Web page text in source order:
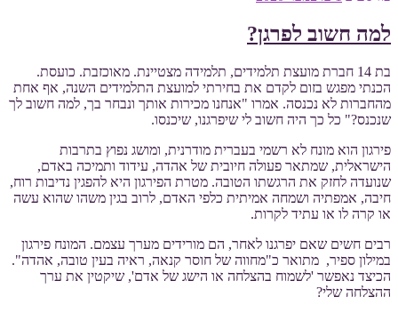
למה חשוב לפרגן?
בת 14 חברת מועצת תלמידים, תלמידה מצטיינת. מאוכזבת. כועסת.
הכנתי מפגש בזום לקדם את בחירתי למועצת התלמידים השנה, אף אחת
מהחברות לא נכנסה. אמרו "אנחנו מכירות אותך ונבחר בך, למה חשוב לך
שנכנס?" כל כך היה חשוב לי שיפרגנו, שיכנסו.
פירגון הוא מונח לא רשמי בעברית מודרנית, ומושג נפוץ בתרבות
הישראלית, שמתאר פעולה חיובית של אהדה, עידוד ותמיכה באדם,
שנועדה לחזק את הרגשתו הטובה. מטרת הפירגון היא להפגין נדיבות רוח,
חיבה, אמפתיה ושמחה אמיתית כלפי האדם, לרוב בגין משהו שהוא עשה
או קרה לו או עתיד לקרות.
רבים חשים שאם יפרגנו לאחר, הם מורידים מערך עצמם. המונח פירגון
במילון ספיר, מתואר כ"מחווה של חוסר קנאה, ראיה בעין טובה, אהדה".
הכיצד נאפשר 'לשמוח בהצלחה או הישג של אדם', שיקטין את ערך
ההצלחה שלי?